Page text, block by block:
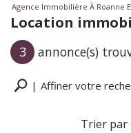
Agence Immobilière À Roanne
Location
3 annonce(s)
Affiner votre
Trier par